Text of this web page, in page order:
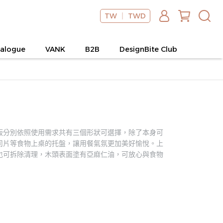
TW ｜ TWD
VANK B2B DesignBite Club
別依照使用需求共有三個形狀可選擇，除了本身可
等食物上桌的托盤，讓用餐氣氛更加美好愉悅。上
拆除清理，木頭表面塗有亞麻仁油，可放心與食物